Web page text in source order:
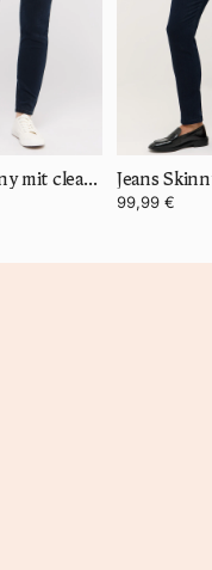
Jeans Skinny mit cleanem Denim Jeans
99,99 €